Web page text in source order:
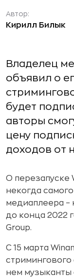
Автор:
Кирилл Билык
Владелец
объявил о
будет
авторы
цену
доходов от
О перезапуске
некогда
медиаплеера –
до конца 2022
Group.
С 15 марта
нем музыканты